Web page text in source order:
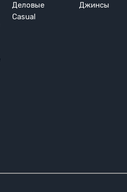
Деловые
Casual
Джинсы